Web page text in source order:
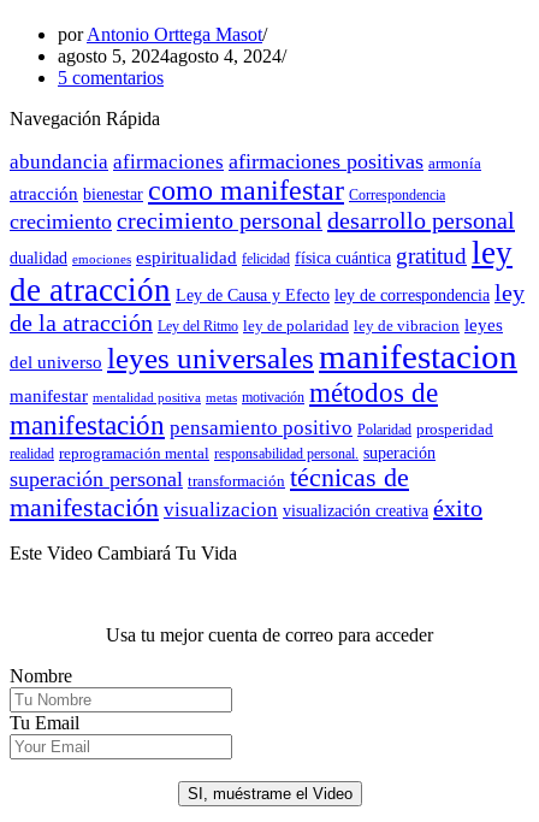
porAntonio Orttega Masot
agosto 5, 2024agosto 4, 2024
5 comentarios
Navegación Rápida
abundancia afirmaciones afirmaciones positivas armonía
atracción bienestar como manifestar Correspondencia
crecimiento crecimiento personal desarrollo personal
dualidad emociones espiritualidad felicidad física cuántica gratitud ley
de atracción Ley de Causa y Efecto ley de correspondencia ley
de la atracción Ley del Ritmo ley de polaridad ley de vibracion leyes
del universo leyes universalesmanifestacion
manifestar mentalidad positiva metas motivación métodos de
manifestación pensamiento positivo Polaridad prosperidad
realidad reprogramación mental responsabilidad personal. superación
superación personal transformación técnicas de
manifestación visualizacion visualización creativa éxito
Este Video Cambiará Tu Vida
Usa tu mejor cuenta de correo para acceder
Nombre
Tu Email
SI, muéstrame el Video